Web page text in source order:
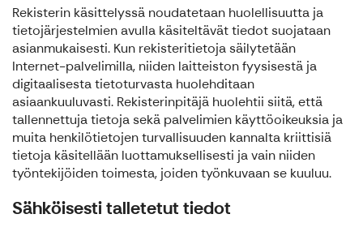
Rekisterin käsittelyssä noudatetaan huolellisuutta ja
tietojärjestelmien avulla käsiteltävät tiedot suojataan
asianmukaisesti. Kun rekisteritietoja säilytetään
Internet-palvelimilla, niiden laitteiston fyysisestä ja
digitaalisesta tietoturvasta huolehditaan
asiaankuuluvasti. Rekisterinpitäjä huolehtii siitä, että
tallennettuja tietoja sekä palvelimien käyttöoikeuksia ja
muita henkilötietojen turvallisuuden kannalta kriittisiä
tietoja käsitellään luottamuksellisesti ja vain niiden
työntekijöiden toimesta, joiden työnkuvaan se kuuluu.
Sähköisesti talletetut tiedot